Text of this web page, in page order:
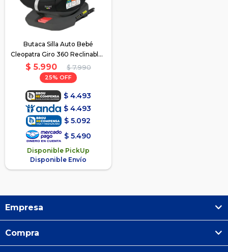
Butaca Silla Auto Bebé
Cleopatra Giro 360 Reclinable -
Gris
$ 5.990 $ 7.990
25
$ 4.493
$ 4.493
$ 5.092
$ 5.490
Disponible PickUp
Disponible Envío
Empresa
Compra